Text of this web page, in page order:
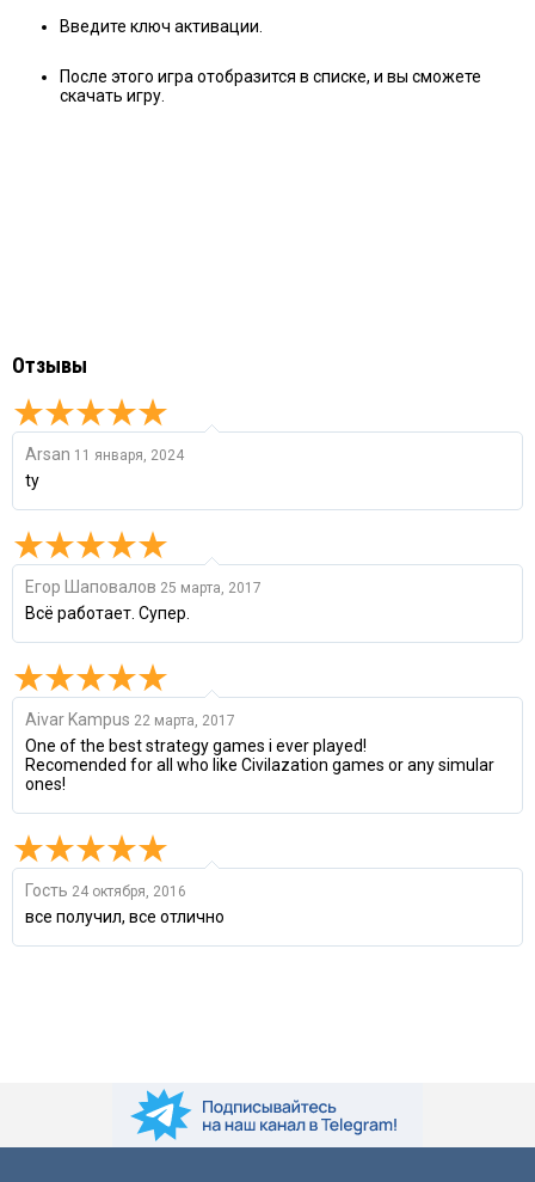
Введите ключ активации.
После этого игра отобразится в списке, и вы сможете
скачать игру.
Отзывы
Arsan 11 января, 2024
ty
Егор Шаповалов 25 марта, 2017
Всё работает. Супер.
Aivar Kampus 22 марта, 2017
One of the best strategy games i ever played!
Recomended for all who like Civilazation games or any simular
ones!
Гость 24 октября, 2016
все получил, все отлично